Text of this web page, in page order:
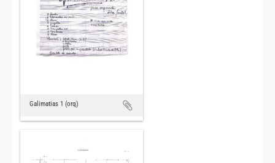
Galimatias 1 (orq)